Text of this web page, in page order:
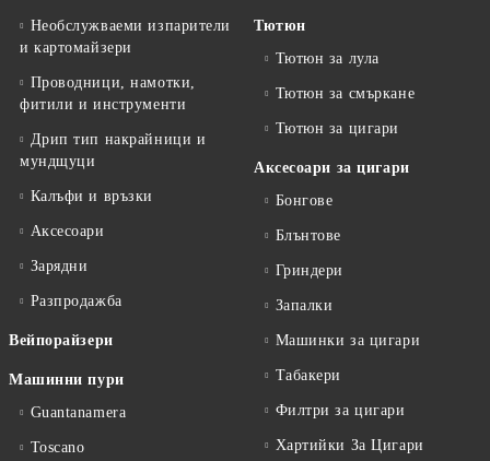
Необслужваеми изпарители
и картомайзери
Проводници, намотки,
фитили и инструменти
Дрип тип накрайници и
мундщуци
Калъфи и връзки
Аксесоари
Зарядни
Разпродажба
Вейпорайзери
Машинни пури
Guantanamera
Toscano
Тютюн
Тютюн за лула
Тютюн за смъркане
Тютюн за цигари
Аксесоари за цигари
Бонгове
Блънтове
Гриндери
Запалки
Машинки за цигари
Табакери
Филтри за цигари
Хартийки За Цигари